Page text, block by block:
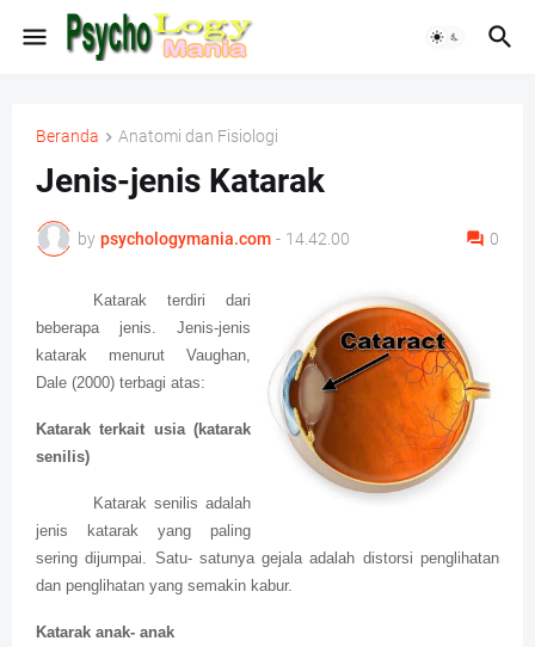
Beranda Anatomi dan Fisiologi
Jenis-jenis Katarak
by psychologymania.com - 14.42.00 0
Katarak terdiri dari
beberapa jenis. Jenis-jenis
katarak menurut Vaughan,
Dale (2000) terbagi atas:
Katarak terkait usia (katarak
senilis)
Katarak senilis adalah
jenis katarak yang paling
sering dijumpai. Satu- satunya gejala adalah distorsi penglihatan
dan penglihatan yang semakin kabur.
Katarak anak- anak